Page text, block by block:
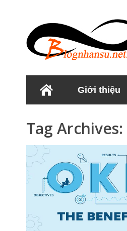
Giới thiệu
Tag Archives: